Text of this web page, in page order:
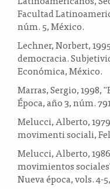
Facultad
núm. 5, México.
Lechner, Norbert,
democracia.
Económica, México.
Marras, Sergio, 1998,
Época, año 3, núm.
Melucci, Alberto,
movimenti sociali,
Melucci, Alberto,
movimientos
Nueva época, vols. 4-